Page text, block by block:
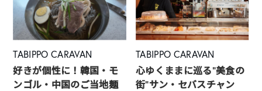
TABIPPO CARAVAN
好きが個性に！韓国・モ
ンゴル・中国のご当地麺
TABIPPO CARAVAN
心ゆくままに巡る”美食の
街”サン・セバスチャン